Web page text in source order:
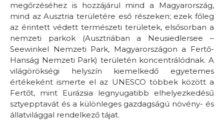
megőrzéséhez is hozzájárul mind a Magyarország,
mind az Ausztria területére eső részeken; ezek főleg
az érintett védett természeti területek, elsősorban a
nemzeti parkok (Ausztriában a Neusiedlersee –
Seewinkel Nemzeti Park, Magyarországon a Fertő-
Hanság Nemzeti Park) területén koncentrálódnak. A
világörökségi helyszín kiemelkedő egyetemes
értékeként ismerte el az UNESCO többek között a
Fertőt, mint Eurázsia legnyugatibb elhelyezkedésű
sztyepptavát és a különleges gazdagságú növény- és
állatvilággal rendelkező tájat.